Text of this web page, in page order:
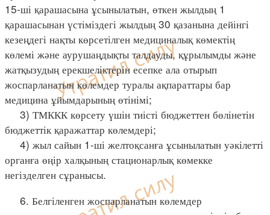
15-ші қарашасына ұсынылатын, өткен жылдың 1
қарашасынан үстіміздегі жылдың 30 қазанына дейінгі
кезеңдегі нақты көрсетілген медициналық көмектің
көлемі және аурушаңдықты талдауды, құрылымды және
жатқызудың ерекшеліктерін есепке ала отырып
жоспарланатын көлемдер туралы ақпараттары бар
медицина ұйымдарының өтінімі;
3) ТМККК көрсету үшін тиісті бюджеттен бөлінетін
бюджеттік қаражаттар көлемдері;
4) жыл сайын 1-ші желтоқсанға ұсынылатын уәкілетті
органға өңір халқының стационарлық көмекке
негізделген сұранысы.
6. Белгіленген жоспарланатын көлемдер